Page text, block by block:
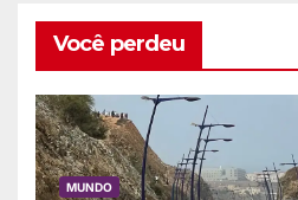
Você perdeu
MUNDO